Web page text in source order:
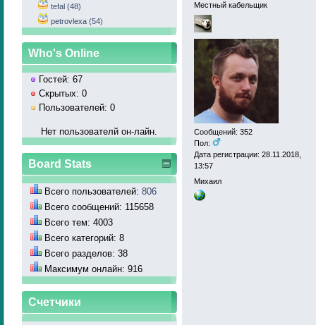
tefal (48)
petrovlexa (54)
Who's Online
Гостей: 67
Скрытых: 0
Пользователей: 0
Нет пользователй он-лайн.
Board Stats
Всего пользователей: 806
Всего сообщений: 115658
Всего тем: 4003
Всего категорий: 8
Всего разделов: 38
Максимум онлайн: 916
Счетчики
Местный кабельщик
Сообщений: 352
Пол:
Дата регистрации: 28.11.2018,
13:57
Михаил